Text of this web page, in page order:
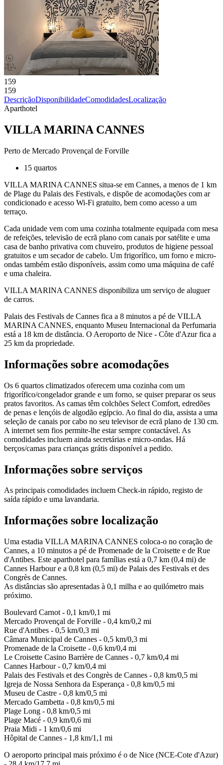
159
159
DescriçãoDisponibilidadeComodidadesLocalização
Aparthotel
VILLA MARINA CANNES
Perto de Mercado Provençal de Forville
15 quartos
VILLA MARINA CANNES situa-se em Cannes, a menos de 1 km
de Plage du Palais des Festivals, e dispõe de acomodações com ar
condicionado e acesso Wi-Fi gratuito, bem como acesso a um
terraço.
Cada unidade vem com uma cozinha totalmente equipada com mesa
de refeições, televisão de ecrã plano com canais por satélite e uma
casa de banho privativa com chuveiro, produtos de higiene pessoal
gratuitos e um secador de cabelo. Um frigorífico, um forno e micro-
ondas também estão disponíveis, assim como uma máquina de café
e uma chaleira.
VILLA MARINA CANNES disponibiliza um serviço de aluguer
de carros.
Palais des Festivals de Cannes fica a 8 minutos a pé de VILLA
MARINA CANNES, enquanto Museu Internacional da Perfumaria
está a 18 km de distância. O Aeroporto de Nice - Côte d'Azur fica a
25 km da propriedade.
Informações sobre acomodações
Os 6 quartos climatizados oferecem uma cozinha com um
frigorífico/congelador grande e um forno, se quiser preparar os seus
pratos favoritos. As camas têm colchões Select Comfort, edredões
de penas e lençóis de algodão egípcio. Ao final do dia, assista a uma
seleção de canais por cabo no seu televisor de ecrã plano de 130 cm.
A internet sem fios permite-lhe estar sempre contactável. As
comodidades incluem ainda secretárias e micro-ondas. Há
berços/camas para crianças grátis disponível a pedido.
Informações sobre serviços
As principais comodidades incluem Check-in rápido, registo de
saída rápido e uma lavandaria.
Informações sobre localização
Uma estadia VILLA MARINA CANNES coloca-o no coração de
Cannes, a 10 minutos a pé de Promenade de la Croisette e de Rue
d'Antibes. Este aparthotel para famílias está a 0,7 km (0,4 mi) de
Cannes Harbour e a 0,8 km (0,5 mi) de Palais des Festivals et des
Congrès de Cannes.
As distâncias são apresentadas à 0,1 milha e ao quilómetro mais
próximo.
Boulevard Carnot - 0,1 km/0,1 mi
Mercado Provençal de Forville - 0,4 km/0,2 mi
Rue d'Antibes - 0,5 km/0,3 mi
Câmara Municipal de Cannes - 0,5 km/0,3 mi
Promenade de la Croisette - 0,6 km/0,4 mi
Le Croisette Casino Barrière de Cannes - 0,7 km/0,4 mi
Cannes Harbour - 0,7 km/0,4 mi
Palais des Festivals et des Congrès de Cannes - 0,8 km/0,5 mi
Igreja de Nossa Senhora da Esperança - 0,8 km/0,5 mi
Museu de Castre - 0,8 km/0,5 mi
Mercado Gambetta - 0,8 km/0,5 mi
Plage Long - 0,8 km/0,5 mi
Plage Macé - 0,9 km/0,6 mi
Praia Midi - 1 km/0,6 mi
Hôpital de Cannes - 1,8 km/1,1 mi
O aeroporto principal mais próximo é o de Nice (NCE-Cote d'Azur)